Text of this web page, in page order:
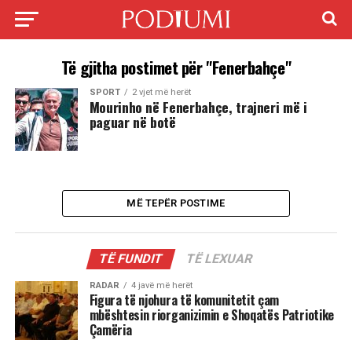
Të gjitha postimet për "Fenerbahçe"
SPORT 2 vjet më herët
Mourinho në Fenerbahçe, trajneri më i
paguar në botë
MË TEPËR POSTIME
TË FUNDIT TË LEXUAR
RADAR 4 javë më herët
Figura të njohura të komunitetit çam
mbështesin riorganizimin e Shoqatës Patriotike
Çamëria